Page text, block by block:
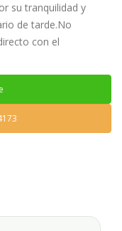
su tranquilidad y
de tarde.No
con el